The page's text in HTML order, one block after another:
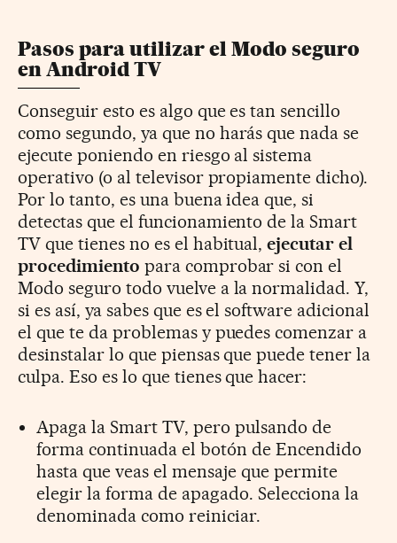
Pasos para utilizar el Modo seguro
en Android TV
Conseguir esto es algo que es tan sencillo
como segundo, ya que no harás que nada se
ejecute poniendo en riesgo al sistema
operativo (o al televisor propiamente dicho).
Por lo tanto, es una buena idea que, si
detectas que el funcionamiento de la Smart
TV que tienes no es el habitual,ejecutar el
procedimiento para comprobar si con el
Modo seguro todo vuelve a la normalidad. Y,
si es así, ya sabes que es el software adicional
el que te da problemas y puedes comenzar a
desinstalar lo que piensas que puede tener la
culpa. Eso es lo que tienes que hacer:
Apaga la Smart TV, pero pulsando de
forma continuada el botón de Encendido
hasta que veas el mensaje que permite
elegir la forma de apagado. Selecciona la
denominada como reiniciar.